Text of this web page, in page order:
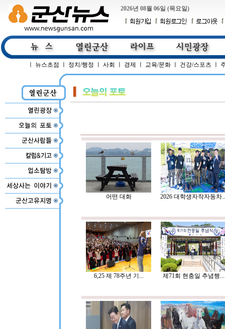
2026년 08월 06일 (목요일)
뉴스초점 정치/행정 사회 경제 교육/문화 건강/스포츠
어떤 대화 2026 대학생자작자동차
6,25 제 78주년 기... 제71회 현충일 추념행...